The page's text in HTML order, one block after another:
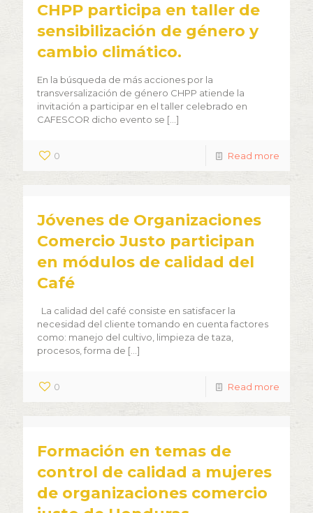
CHPP participa en taller de
sensibilización de género y
cambio climático.
En la búsqueda de más acciones por la
transversalización de género CHPP atiende la
invitación a participar en el taller celebrado en
CAFESCOR dicho evento se […]
0 Read more
Jóvenes de Organizaciones
Comercio Justo participan
en módulos de calidad del
Café
La calidad del café consiste en satisfacer la
necesidad del cliente tomando en cuenta factores
como: manejo del cultivo, limpieza de taza,
procesos, forma de […]
0 Read more
Formación en temas de
control de calidad a mujeres
de organizaciones comercio